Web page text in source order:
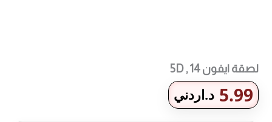
لصقة ايفون 14 , 5D
5.99 د.اردني